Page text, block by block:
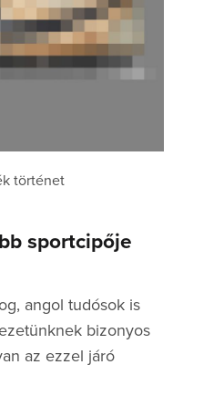
történet
sportcipője
angol tudósok is
bizonyos
az ezzel járó